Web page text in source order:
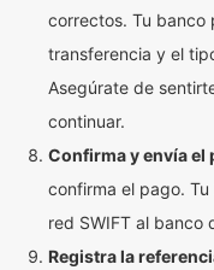
correctos. Tu banco
transferencia y el
Asegúrate de
continuar.
Confirma y envía el
confirma el pago.
red SWIFT al banco
Registra la